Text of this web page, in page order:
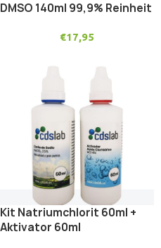
DMSO 140ml 99,9% Reinheit
€17,95
Kit Natriumchlorit 60ml +
Aktivator 60ml